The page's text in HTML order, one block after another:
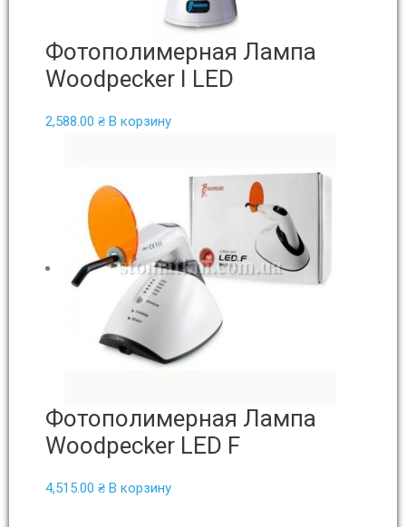
Фотополимерная Лампа
Woodpecker I LED
2,588.00 ₴ В корзину
Фотополимерная Лампа
Woodpecker LED F
4,515.00 ₴ В корзину